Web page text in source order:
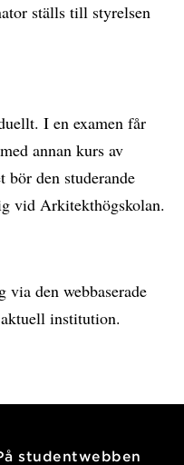
ställs till styrelsen
I en examen får
annan kurs av
den studerande
vid Arkitekthögskolan.
den webbaserade
institution.
studentwebben